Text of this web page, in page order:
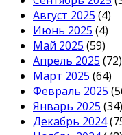
Август 2025 (4)
Июнь 2025 (4)
Май 2025 (59)
Апрель 2025 (72)
Март 2025 (64)
Февраль 2025
Январь 2025 (34)
Декабрь 2024